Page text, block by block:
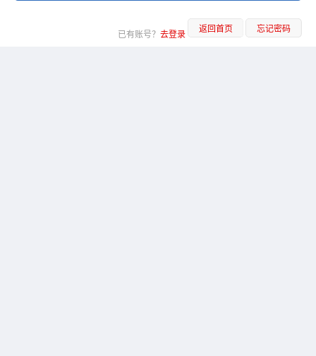
已有账号？ 去登录 返回首页 忘记密码